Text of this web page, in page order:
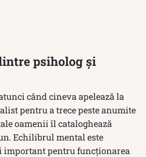
psiholog și
când cineva apelează la
pentru a trece peste anumite
oamenii îl cataloghează
Echilibrul mental este
important pentru funcționarea